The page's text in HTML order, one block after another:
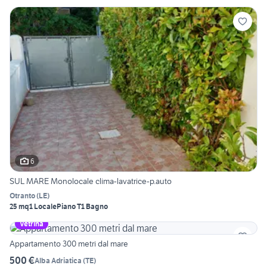
6
SUL MARE Monolocale clima-lavatrice-p.auto
Otranto(LE)
25 mq1 LocalePiano T1 Bagno
Vetrina
Appartamento 300 metri dal mare
500 €Alba Adriatica (TE)